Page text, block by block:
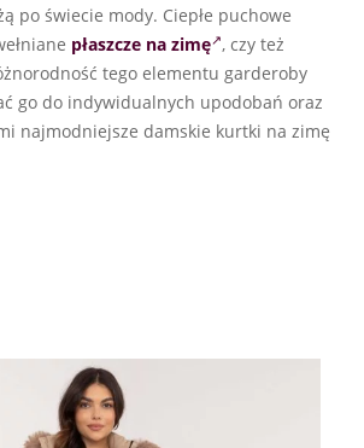
po świecie mody. Ciepłe puchowe
płaszcze na zimę , czy też
tego elementu garderoby
go do indywidualnych upodobań oraz
najmodniejsze damskie kurtki na zimę